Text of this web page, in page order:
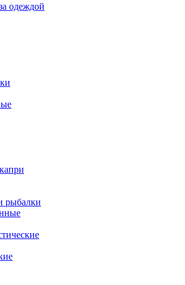
одеждой
рыбалки